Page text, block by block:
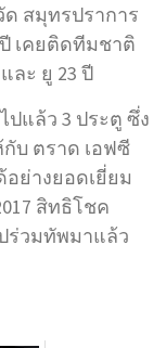
สมุทรปราการ
ปี เคยติดทีมชาติ
ละ ยู 23 ปี
ปแล้ว 3 ประตู ซึ่ง
บ ตราด เอฟซี
ย่างยอดเยี่ยม
สิทธิโชค
ร่วมทัพมาแล้ว